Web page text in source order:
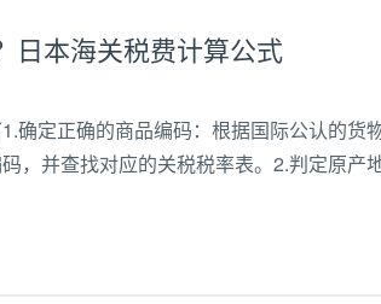
日本海关税费计算公式
确定正确的商品编码：根据国际公认的货
，并查找对应的关税税率表。2.判定原产
关税税率进行...